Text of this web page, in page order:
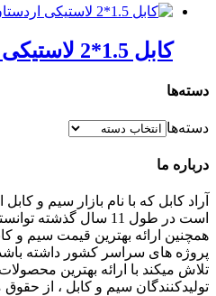
کابل 1.5*2 لاستیکی اردستان مرکز خرید
دسته‌ها
دسته‌ها
درباره ما
آراد کابل که با نام بازار سیم و
است در طول 11 سال
همچنین ارائه بهترین قیمت سیم و
پروژه های سراسر کشور داشته
تلاش میکند با ارائه بهترین
تولیدکنندگان سیم و کابل ، از